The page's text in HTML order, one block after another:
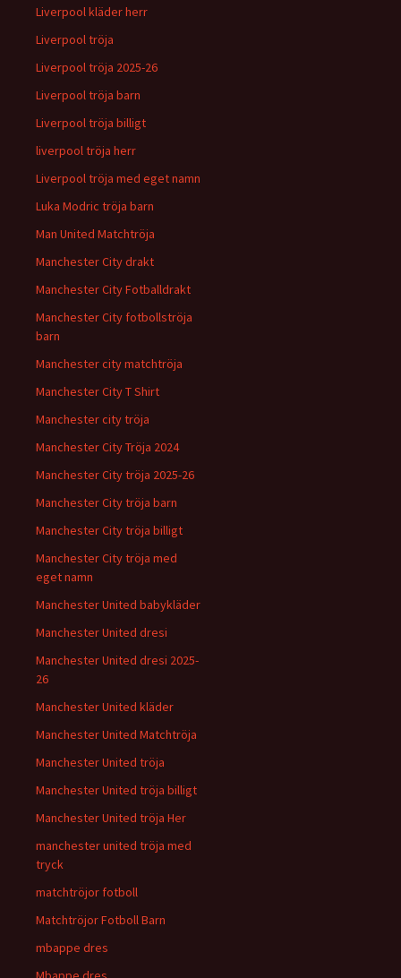
Liverpool kläder herr
Liverpool tröja
Liverpool tröja 2025-26
Liverpool tröja barn
Liverpool tröja billigt
liverpool tröja herr
Liverpool tröja med eget namn
Luka Modric tröja barn
Man United Matchtröja
Manchester City drakt
Manchester City Fotballdrakt
Manchester City fotbollströja
barn
Manchester city matchtröja
Manchester City T Shirt
Manchester city tröja
Manchester City Tröja 2024
Manchester City tröja 2025-26
Manchester City tröja barn
Manchester City tröja billigt
Manchester City tröja med
eget namn
Manchester United babykläder
Manchester United dresi
Manchester United dresi 2025-
26
Manchester United kläder
Manchester United Matchtröja
Manchester United tröja
Manchester United tröja billigt
Manchester United tröja Her
manchester united tröja med
tryck
matchtröjor fotboll
Matchtröjor Fotboll Barn
mbappe dres